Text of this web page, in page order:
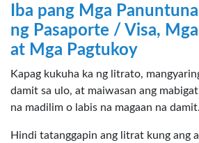
Iba pang Mga
ng Pasaporte / Visa,
at Mga Pagtukoy
Kapag kukuha ka ng litrato,
damit sa ulo, at maiwasan ang
na madilim o labis na magaan na damit.
Hindi tatanggapin ang litrat kung ang